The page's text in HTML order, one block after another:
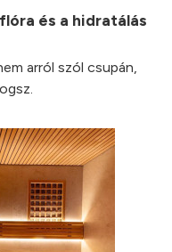
és a hidratálás
arról szól csupán,